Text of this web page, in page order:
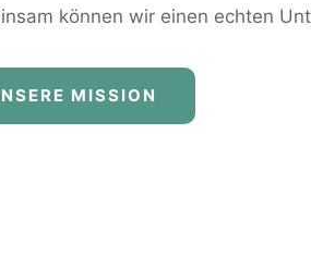
können wir einen echten
MISSION